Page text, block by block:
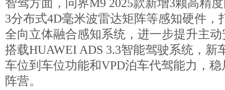
智驾方面，问界M9 2025款新增3颗高精
3分布式4D毫米波雷达矩阵等感知硬件，
全向立体融合感知系统，进一步提升主
搭载HUAWEI ADS 3.3智能驾驶系统，新
车位到车位功能和VPD泊车代驾能力，
阵营。